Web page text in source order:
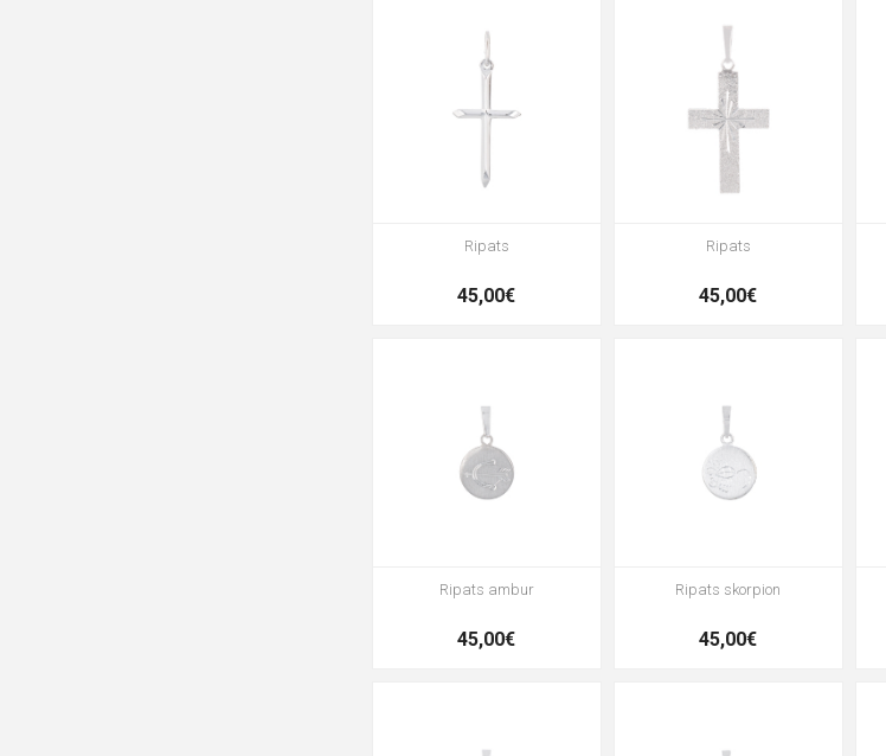
Ripats
45,00€
Ripats
45,00€
Ripats ambur
45,00€
Ripats skorpion
45,00€